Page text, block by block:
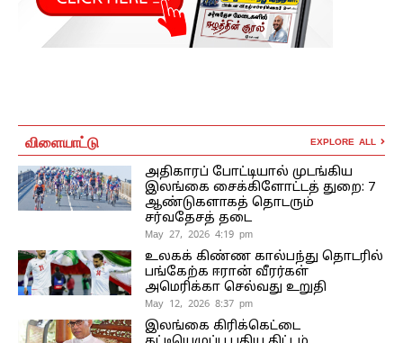
விளையாட்டு EXPLORE ALL
அதிகாரப் போட்டியால் முடங்கிய
இலங்கை சைக்கிளோட்டத் துறை: 7
ஆண்டுகளாகத் தொடரும்
சர்வதேசத் தடை
May 27, 2026 4:19 pm
உலகக் கிண்ண கால்பந்து தொடரில்
பங்கேற்க ஈரான் வீரர்கள்
அமெரிக்கா செல்வது உறுதி
May 12, 2026 8:37 pm
இலங்கை கிரிக்கெட்டை